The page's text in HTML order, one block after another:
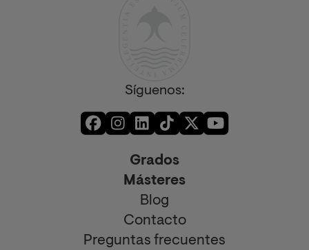
Síguenos:
Grados
Másteres
Blog
Contacto
Preguntas frecuentes